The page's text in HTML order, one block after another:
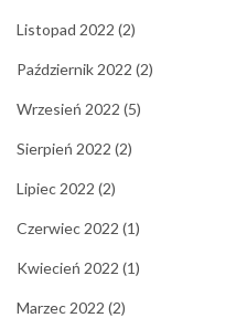
Listopad 2022 (2)
Październik 2022 (2)
Wrzesień 2022 (5)
Sierpień 2022 (2)
Lipiec 2022 (2)
Czerwiec 2022 (1)
Kwiecień 2022 (1)
Marzec 2022 (2)